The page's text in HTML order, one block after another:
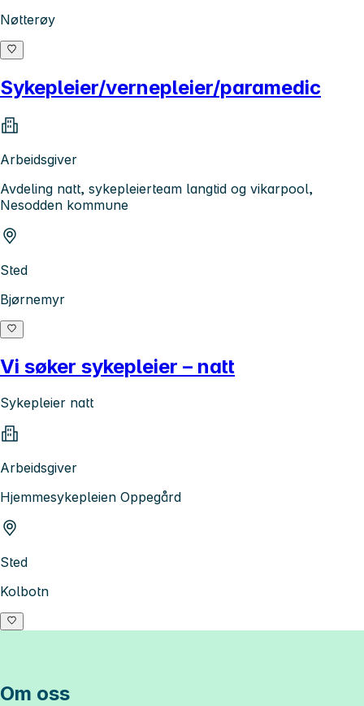
Nøtterøy
Sykepleier/vernepleier/paramedic
Arbeidsgiver
Avdeling natt, sykepleierteam langtid og vikarpool,
Nesodden kommune
Sted
Bjørnemyr
Vi søker sykepleier – natt
Sykepleier natt
Arbeidsgiver
Hjemmesykepleien Oppegård
Sted
Kolbotn
Om oss